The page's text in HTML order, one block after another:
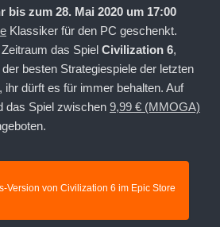
bis zum 28. Mai 2020 um 17:00
Klassiker für den PC geschenkt.
das Spiel Civilization 6,
besten Strategiespiele der letzten
dürft es für immer behalten. Auf
das Spiel zwischen 9,99 € (MMOGA)
Version von Civilization 6 im Epic Store